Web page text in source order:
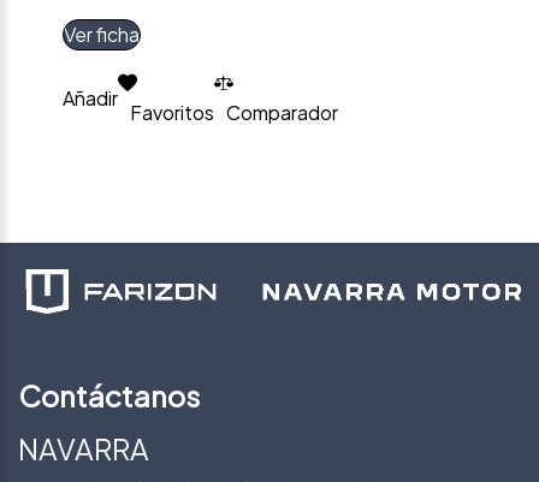
Ver ficha
Añadir
Favoritos Comparador
Contáctanos
NAVARRA